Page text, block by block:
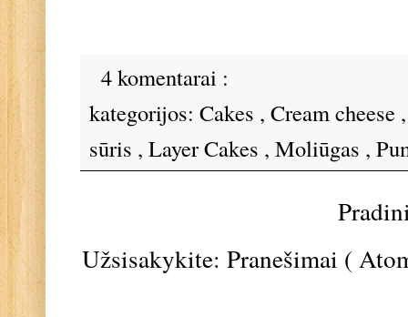
4 komentarai :
kategorijos: Cakes , Cream cheese
sūris , Layer Cakes , Moliūgas ,
Užsisakykite: Pranešimai (